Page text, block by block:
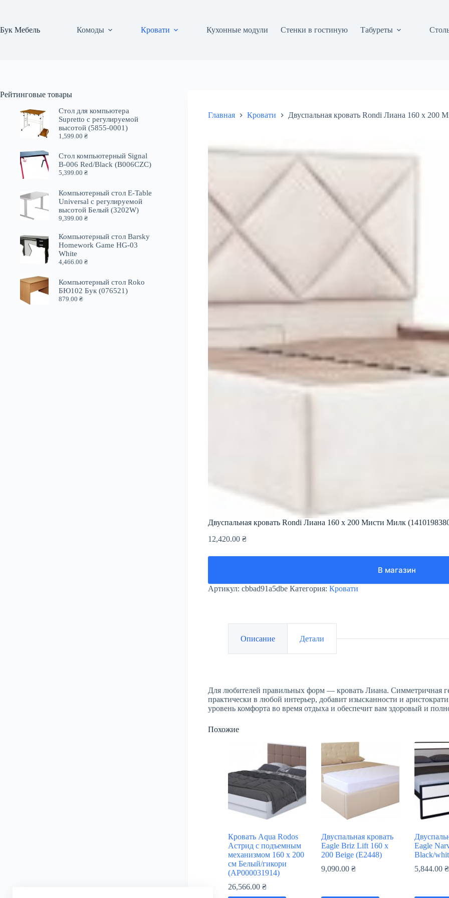
Бук Мебель
Комоды Кровати Кухонные модули Стенки в гостиную Табуреты
Главная Кровати Двуспальная кровать Rondi Лиана 160 х 200
Двуспальная кровать Rondi Лиана 160 х 200 Мисти Милк
12,420.00 ₴
В магазин
Артикул: cbbad91a5dbe Категория: Кровати
Описание Детали
Для любителей правильных форм — кровать Лиана. Симметричная
практически в любой интерьер, добавит изысканности и
уровень комфорта во время отдыха и обеспечит вам здоровый и
Похожие
Кровать Aqua Rodos
Астрид с подъемным
механизмом 160 х 200
см Белый/гикори
(АР000031914)
26,566.00 ₴
Двуспальная кровать
Eagle Briz Lift 160 x
200 Beige (E2448)
9,090.00₴
Eagle
Black/
5,844.00₴
Рейтинговые товары
Стол для компьютера
Supretto с регулируемой
высотой (5855-0001)
1,599.00₴
Стол компьютерный Signal
B-006 Red/Black (B006CZC)
5,399.00₴
Компьютерный стол E-Table
Universal с регулируемой
высотой Белый (3202W)
9,399.00₴
Компьютерный стол Barsky
Homework Game HG-03
White
4,466.00₴
Компьютерный стол Roko
БЮ102 Бук (076521)
879.00₴